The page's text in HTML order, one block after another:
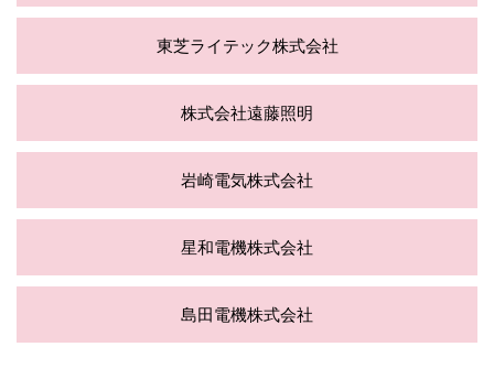
東芝ライテック株式会社
株式会社遠藤照明
岩崎電気株式会社
星和電機株式会社
島田電機株式会社